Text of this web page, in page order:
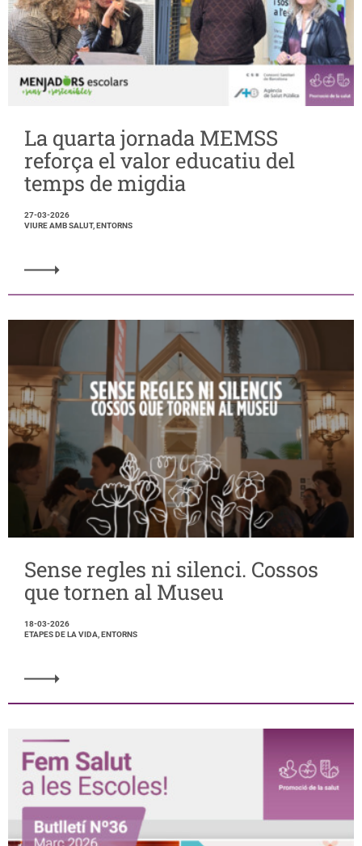
La quarta jornada MEMSS
reforça el valor educatiu del
temps de migdia
27-03-2026
VIURE AMB SALUT, ENTORNS
Sense regles ni silenci. Cossos
que tornen al Museu
18-03-2026
ETAPES DE LA VIDA, ENTORNS